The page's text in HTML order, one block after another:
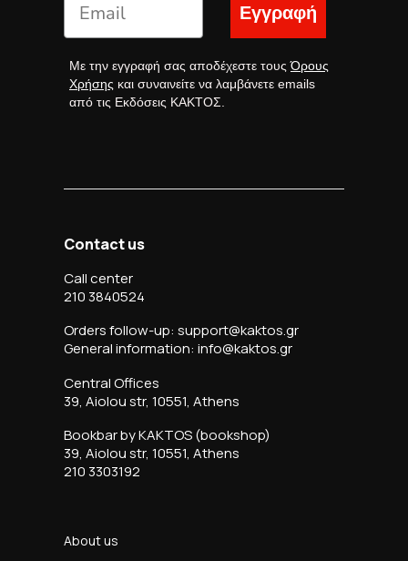
Εγγραφή
Με την εγγραφή σας αποδέχεστε τουςΌρους
Χρήσης και συναινείτε να λαμβάνετε emails
από τις Εκδόσεις ΚΑΚΤΟΣ.
Contact us
Call center
210 3840524
Orders follow-up: support@kaktos.gr
General information: info@kaktos.gr
Central Offices
39, Aiolou str, 10551, Athens
Bookbar by KAKTOS (bookshop)
39, Aiolou str, 10551, Athens
210 3303192
About us